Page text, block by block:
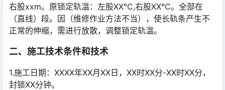
右股xxm。原锁定轨温：左股XX℃,右股XX℃。全部在
（直线）段。因（维修作业方法不当），使长轨条产生不
正常的伸缩，需进行放散，调整锁定轨温。󠅅󠅃󠄵󠅂󠄪󠇖󠆨󠆨󠇕󠆞󠆒󠅬󠇘󠆭󠆘󠇙󠆝󠅵󠇗󠆭󠆁󠄐󠇗󠅹󠅸󠇖󠆍󠅳󠇖󠅹󠅰󠇖󠆌󠅹
二、施工技术条件和技术
1.施工日期：XXXX年XX月XX日，XX时XX分-XX时XX分，
封锁XX分钟。